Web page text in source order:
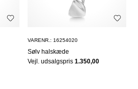
VARENR.: 16254020
Sølv halskæde
Vejl. udsalgspris1.350,00